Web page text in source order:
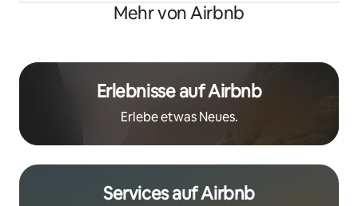
Mehr von Airbnb
Erlebnisse auf Airbnb
Erlebe etwas Neues.
Services auf Airbnb